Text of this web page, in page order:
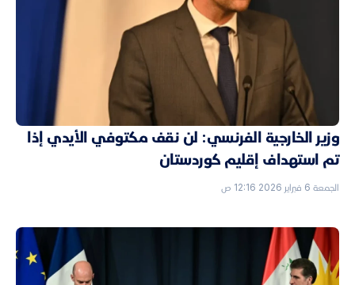
وزير الخارجية الفرنسي: لن نقف مكتوفي الأيدي إذا
تم استهداف إقليم كوردستان
الجمعة 6 فبراير 2026 12:16 ص